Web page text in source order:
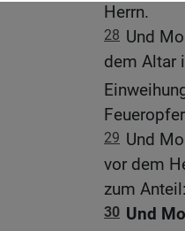
Herrn.
28 Und
dem Altar
29 Und
vor dem
zum
30 Und